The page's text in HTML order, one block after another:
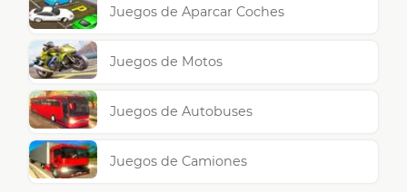
Juegos de Aparcar Coches
Juegos de Motos
Juegos de Autobuses
Juegos de Camiones